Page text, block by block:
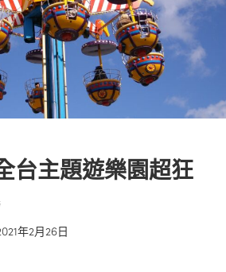
台主題遊樂園超狂
年2月26日